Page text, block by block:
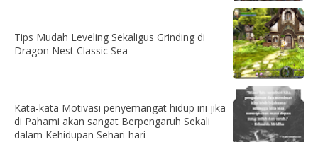
Tips Mudah Leveling Sekaligus Grinding di
Dragon Nest Classic Sea
Kata-kata Motivasi penyemangat hidup ini jika
di Pahami akan sangat Berpengaruh Sekali
dalam Kehidupan Sehari-hari